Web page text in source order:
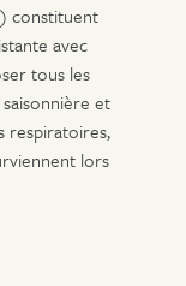
constituent
avec
tous les
et
respiratoires,
lors